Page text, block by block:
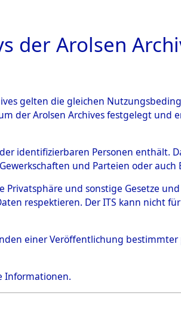
ÜBERSICHT BILD
ALVAREZ, HERAS
der Arolsen
gelten die gleichen
der Arolsen Archives festgelegt und
identifizierbaren Personen enthält.
und Parteien oder
Privatsphäre und sonstige Gesetze
respektieren. Der ITS kann nicht
einer Veröffentlichung
Informationen.